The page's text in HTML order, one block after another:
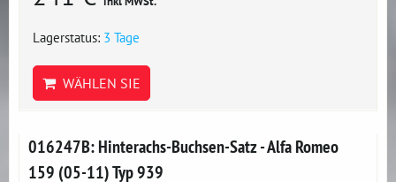
Lagerstatus: 3 Tage
WÄHLEN SIE
016247B: Hinterachs-Buchsen-Satz - Alfa Romeo
159 (05-11) Typ 939